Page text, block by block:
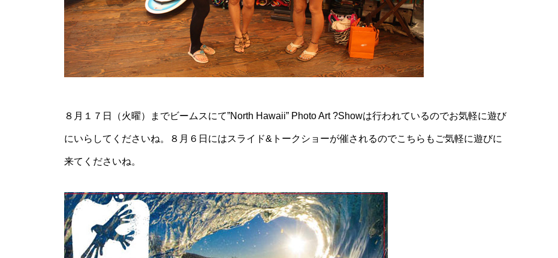
８月１７日（火曜）までビームスにて”North Hawaii” Photo Art ?Showは行われているのでお気軽に遊び
にいらしてくださいね。８月６日にはスライド&トークショーが催されるのでこちらもご気軽に遊びに
来てくださいね。